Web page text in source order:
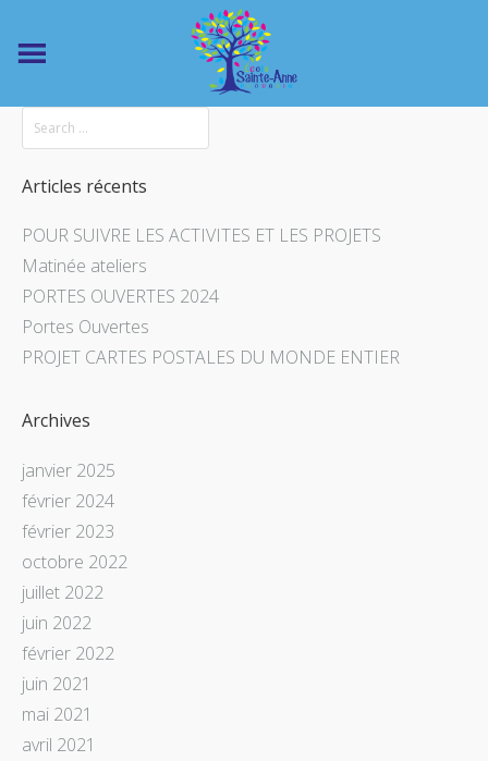
Articles récents
POUR SUIVRE LES ACTIVITES ET LES PROJETS
Matinée ateliers
PORTES OUVERTES 2024
Portes Ouvertes
PROJET CARTES POSTALES DU MONDE ENTIER
Archives
janvier 2025
février 2024
février 2023
octobre 2022
juillet 2022
juin 2022
février 2022
juin 2021
mai 2021
avril 2021